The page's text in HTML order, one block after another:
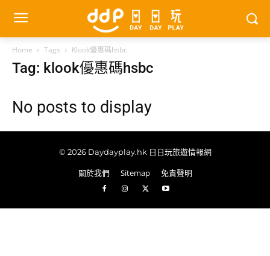
Home Tags Klook優惠碼hsbc
Tag: klook優惠碼hsbc
No posts to display
© 2026 Daydayplay.hk 日日玩旅遊情報網
關於我們 Sitemap 免責聲明